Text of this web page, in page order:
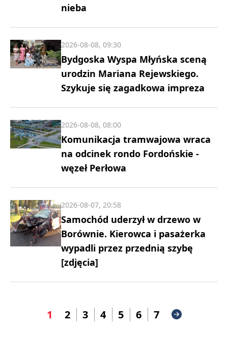
nieba
Bydgoska Wyspa Młyńska sceną
urodzin Mariana Rejewskiego.
Szykuje się zagadkowa impreza
2026-08-08, 09:30
Komunikacja tramwajowa wraca
na odcinek rondo Fordońskie -
węzeł Perłowa
2026-08-08, 08:00
Samochód uderzył w drzewo w
Borównie. Kierowca i pasażerka
wypadli przez przednią szybę
[zdjęcia]
2026-08-07, 20:58
1 2 3 4 5 6 7